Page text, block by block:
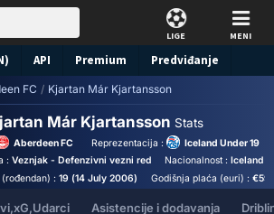
LIGE MENI
API Premium Predviđanje
FC / Kjartan Már Kjartansson
Már Kjartansson Stats
Aberdeen FC Reprezentacija :
Iceland Under 19
: Veznjak - Defenzivni vezni red Nacionalnost :Iceland
: 19 (14 July 2006) Godišnja plaća (euri) :
Asistencije i dodavanja